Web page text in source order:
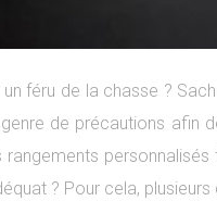
féru de la chasse ?
de précautions afin
rangements
? Pour cela,